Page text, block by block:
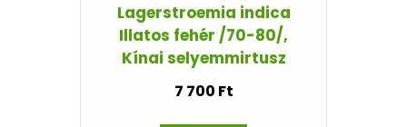
Lagerstroemia indica
Illatos fehér /70-80/,
Kínai selyemmirtusz
7 700 Ft